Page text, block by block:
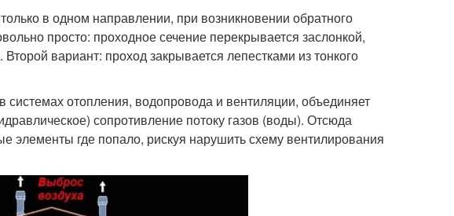
в одном направлении, при возникновении обратного
просто: проходное сечение перекрывается заслонкой,
вариант: проход закрывается лепестками из тонкого
отопления, водопровода и вентиляции, объединяет
сопротивление потоку газов (воды). Отсюда
элементы где попало, рискуя нарушить схему вентилирования